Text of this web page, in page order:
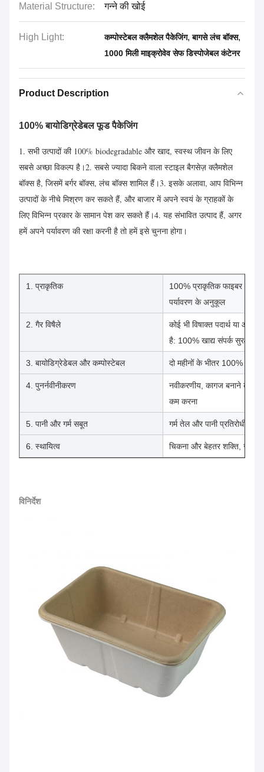
Material Structure: गन्ने की खोई
High Light: कम्पोस्टेबल क्लैमशेल पैकेजिंग,बागसे लंच बॉक्स,
1000 मिली माइक्रोवेव सेफ डिस्पोजेबल कंटेनर
Product Description
100% बायोडिग्रेडेबल फूड पैकेजिंग
1. सभी उत्पादों की 100% biodegradable और खाद, स्वस्थ जीवन के लिए
सबसे अच्छा विकल्प है।2. सबसे ज्यादा बिकने वाला स्टाइल बैगसेज़ क्लैमशेल
बॉक्स है, जिसमें बर्गर बॉक्स, लंच बॉक्स शामिल हैं।3. इसके अलावा, आप विभिन्न
उत्पादों के नीचे मिश्रण कर सकते हैं, और बाजार में अपने स्वयं के ग्राहकों के
लिए विभिन्न प्रकार के सामान पेश कर सकते हैं।4. यह संभावित उत्पाद हैं, अगर
हमें अपने पर्यावरण की रक्षा करनी है तो हमें इसे चुनना होगा।
1. प्राकृतिक
100% प्राकृतिक फाइबर
पर्यावरण के अनुकूल
2. गैर विषैले
कोई भी विषाक्त पदार्थ या ऑर्डर
है: 100% खाद्य संपर्क सुरक्षा
3. बायोडिग्रेडेबल और कम्पोस्टेबल दो महीनों के भीतर 100%
4. पुनर्नवीनीकरण
नवीकरणीय, कागज बनाने के
कम करना
5. पानी और गर्म सबूत गर्म तेल और पानी प्रतिरोधी
6. स्थायित्व चिकना और बेहतर शक्ति,
विनिर्देश